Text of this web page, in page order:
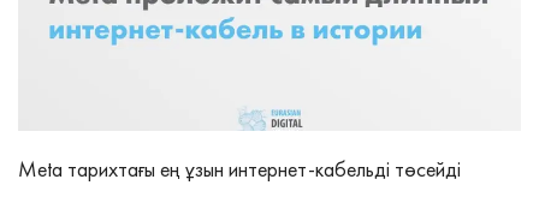
Meta тарихтағы ең ұзын интернет-кабельді төсейді